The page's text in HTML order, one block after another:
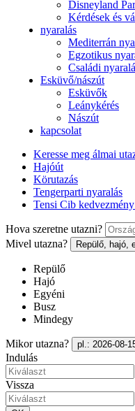
Disneyland
Kérdések és
nyaralás
Mediterrán
Egzotikus
Családi
Esküvő/nászút
Esküvők
Leánykérés
Nászút
kapcsolat
Keresse meg álmai
Hajóút
Körutazás
Tengerparti nyaralás
Tensi Cib
Hova szeretne utazni?
Mivel utazna?
Repülő, hajó,
Repülő
Hajó
Egyéni
Busz
Mindegy
Mikor utazna? pl.: 2026-08-
Indulás
Vissza